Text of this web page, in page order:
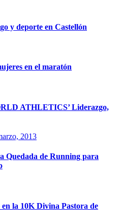
y deporte en Castellón
en el maratón
ATHLETICS’ Liderazgo,
2013
Quedada de Running para
la 10K Divina Pastora de